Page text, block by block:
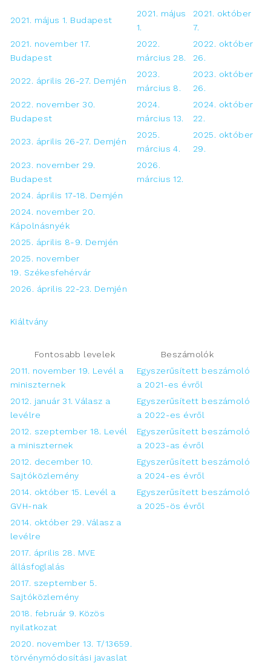
2021. május 1. Budapest
2021. május
1.
2021. október
7.
2021. november 17.
Budapest
2022.
március 28.
2022. október
26.
2022. április 26-27. Demjén
2023.
március 8.
2023. október
26.
2022. november 30.
Budapest
2024.
március 13.
2024. október
22.
2023. április 26-27. Demjén
2025.
március 4.
2025. október
29.
2023. november 29.
Budapest
2026.
március 12.
2024. április 17-18. Demjén
2024. november 20.
Kápolnásnyék
2025. április 8-9. Demjén
2025. november
19. Székesfehérvár
2026. április 22-23. Demjén
Kiáltvány
Fontosabb levelek
Beszámolók
2011. november 19. Levél a
miniszternek
Egyszerűsített beszámoló
a 2021-es évről
2012. január 31. Válasz a
levélre
Egyszerűsített beszámoló
a 2022-es évről
2012. szeptember 18. Levél
a miniszternek
Egyszerűsített beszámoló
a 2023-as évről
2012. december 10.
Sajtóközlemény
Egyszerűsített beszámoló
a 2024-es évről
2014. október 15. Levél a
GVH-nak
Egyszerűsített beszámoló
a 2025-ös évről
2014. október 29. Válasz a
levélre
2017. április 28. MVE
állásfoglalás
2017. szeptember 5.
Sajtóközlemény
2018. február 9. Közös
nyilatkozat
2020. november 13. T/13659.
törvénymódosítási javaslat